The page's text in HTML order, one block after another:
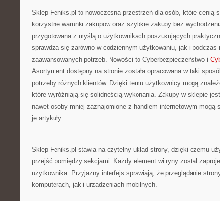
Sklep-Feniks.pl to nowoczesna przestrzeń dla osób, które cenią
korzystne warunki zakupów oraz szybkie zakupy bez
przygotowana z myślą o użytkownikach poszukujących
sprawdzą się zarówno w codziennym użytkowaniu, jak i podczas
zaawansowanych potrzeb. Nowości to Cyberbezpieczeństwo i
Asortyment dostępny na stronie została opracowana w taki
potrzeby różnych klientów. Dzięki temu użytkownicy mogą
które wyróżniają się solidnością wykonania. Zakupy w sklepie
nawet osoby mniej zaznajomione z handlem internetowym mogą
je artykuły.
Sklep-Feniks.pl stawia na czytelny układ strony, dzięki czemu
przejść pomiędzy sekcjami. Każdy element witryny został
użytkownika. Przyjazny interfejs sprawiają, że przeglądanie
komputerach, jak i urządzeniach mobilnych.